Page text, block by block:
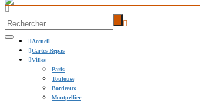
Accueil
Cartes Repas
Villes
Paris
Toulouse
Bordeaux
Montpellier